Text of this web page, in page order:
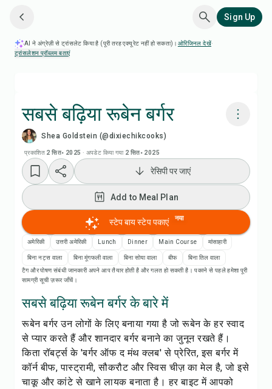
Sign Up
AI ने अंग्रेज़ी से ट्रांसलेट किया है (पूरी तरह एक्यूरेट नहीं हो सकता)। ओरिजिनल देखें·
ट्रांसलेशन प्रॉब्लम बताएं
सबसे बढ़िया रूबेन बर्गर
Shea Goldstein (@dixiechikcooks)
प्रकाशित 2 सित॰ 2025 · अपडेट किया गया 2 सित॰ 2025
Add to Meal Plan
Add to Shopping List
रेसिपी नोट्स
रेसिपी प्रिंट करें
सेव करें
शेयर करें
रिपोर्ट करें
रेसिपी पर जाएं
Add to Meal Plan
स्टेप बाय स्टेप पकाएं नया
अमेरिकी उत्तरी अमेरिकी Lunch Dinner Main Course मांसाहारी
बिना नट्स वाला बिना मूंगफली वाला बिना सोया वाला बीफ
बिना तिल वाला
टैग और पोषण संबंधी जानकारी अपने आप तैयार होती है और गलत हो सकती है। पकाने से पहले हमेशा पूरी
सामग्री सूची ज़रूर जाँचें।
सबसे बढ़िया रूबेन बर्गर के बारे में
रूबेन बर्गर उन लोगों के लिए बनाया गया है जो रूबेन के हर स्वाद
से प्यार करते हैं और शानदार बर्गर बनाने का जुनून रखते हैं।
किता रॉबर्ट्स के 'बर्गर ऑफ द मंथ क्लब' से प्रेरित, इस बर्गर में
कॉर्न बीफ, पास्ट्रामी, सौकरौट और स्विस चीज़ का मेल है, जो इसे
चाकू और कांटे से खाने लायक बनाता है। हर बाइट में आपको